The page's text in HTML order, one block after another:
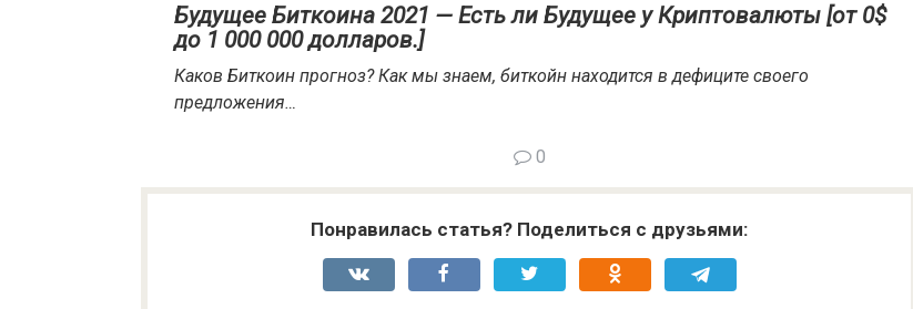
Будущее Биткоина 2021 — Есть ли Будущее у Криптовалюты [от 0$
до 1 000 000 долларов.]
Каков Биткоин прогноз? Как мы знаем, биткойн находится в дефиците своего
предложения…
0
Понравилась статья? Поделиться с друзьями: